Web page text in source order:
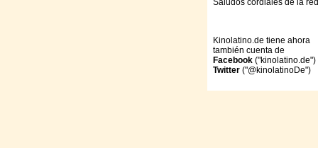
Saludos cordiales de la
Kinolatino.de tiene ahora
también cuenta de
Facebook ("kinolatino.de")
Twitter ("@kinolatinoDe")